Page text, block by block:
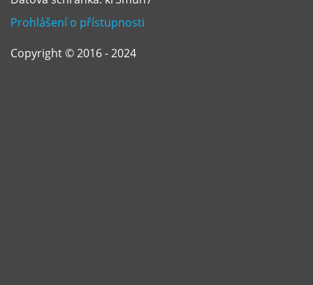
Prohlášení o přístupnosti
Copyright © 2016 - 2024